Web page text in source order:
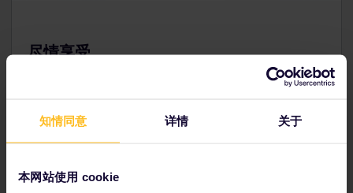
知情同意 详情 关于
本网站使用 cookie
尽情享受
要想饱览令人叹为观止的城市风光，卡梅尔碉堡(Bunkers
溯到西班牙内战时期的碉堡是欣赏巴塞罗那景色的绝佳地点。